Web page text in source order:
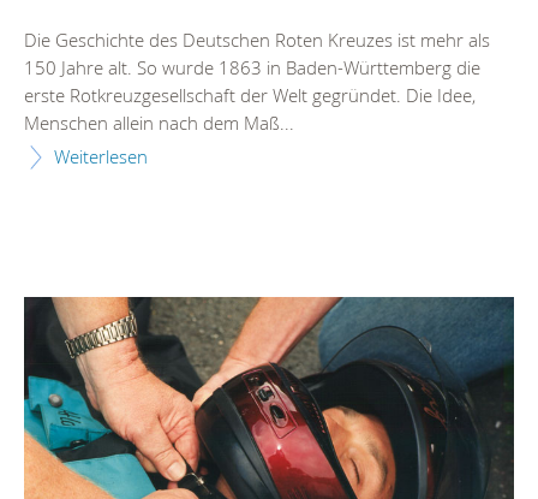
Die Geschichte des Deutschen Roten Kreuzes ist mehr als
150 Jahre alt. So wurde 1863 in Baden-Württemberg die
erste Rotkreuzgesellschaft der Welt gegründet. Die Idee,
Menschen allein nach dem Maß...
Weiterlesen